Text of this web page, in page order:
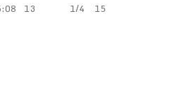
13 1/4 15